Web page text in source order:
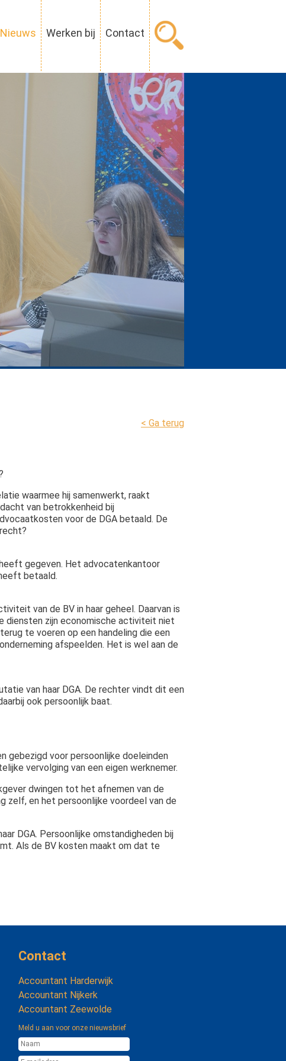
Nieuws Werken bij Contact
Aanhouden doet winnen!
< Ga terug
waarmee hij samenwerkt, raakt
van betrokkenheid bij
voor de DGA betaald. De
gegeven. Het advocatenkantoor
betaald.
van de BV in haar geheel. Daarvan is
diensten zijn economische activiteit niet
te voeren op een handeling die een
afspeelden. Het is wel aan de
van haar DGA. De rechter vindt dit een
ook persoonlijk baat.
gebezigd voor persoonlijke doeleinden
vervolging van een eigen werknemer.
dwingen tot het afnemen van de
zelf, en het persoonlijke voordeel van de
DGA. Persoonlijke omstandigheden bij
Als de BV kosten maakt om dat te
Contact
Accountant Harderwijk
Accountant Nijkerk
Accountant Zeewolde
Meld u aan voor onze nieuwsbrief